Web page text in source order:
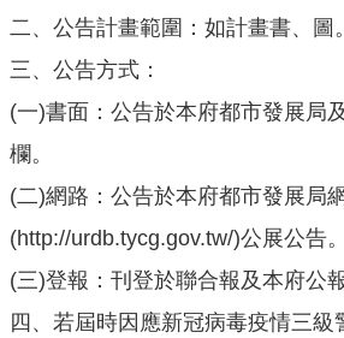
廉
政
專
都
市
畫
二、公告計畫範圍：如計畫書、圖。
三、公告方式：
(一)書面：公告於本府都市發展局
欄。
(二)網路：公告於本府都市發展局
(http://urdb.tycg.gov.tw/)公展公告。
(三)登報：刊登於聯合報及本府公報
四、若屆時因應新冠病毒疫情三級